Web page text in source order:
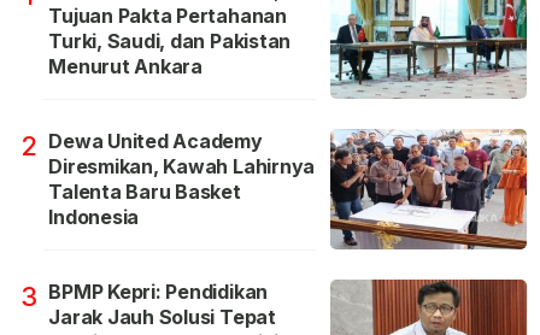
Tujuan Pakta Pertahanan
Turki, Saudi, dan Pakistan
Menurut Ankara
2 Dewa United Academy
Diresmikan, Kawah Lahirnya
Talenta Baru Basket
Indonesia
3 BPMP Kepri: Pendidikan
Jarak Jauh Solusi Tepat